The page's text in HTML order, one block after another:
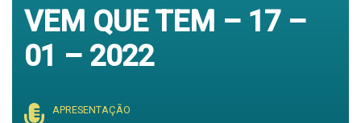
VEM QUE TEM – 17 –
01 – 2022
APRESENTAÇÃO